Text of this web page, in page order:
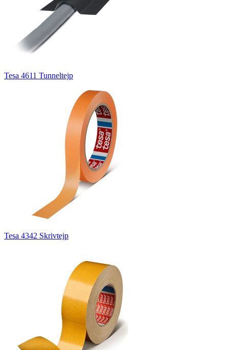
Tesa 4611 Tunneltejp
Tesa 4342 Skrivtejp